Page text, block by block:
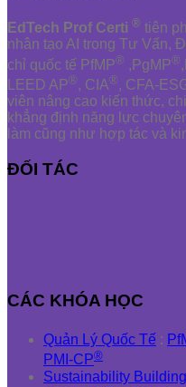
EdTech Prof Certi ® tiên
nhân tạo AI trong Tư Vấn,
chỉ quốc tế PfMP® ,PgMP®
LEED AP®, CIA®, CFA-
viên nâng cao kiến thức,
khẳng định năng lực
làm cũng như hợp tác và
ĐỐI TÁC
CÁC KHÓA HỌC
Quản Lý Quốc Tế :
PMI-CP®
Sustainability Building